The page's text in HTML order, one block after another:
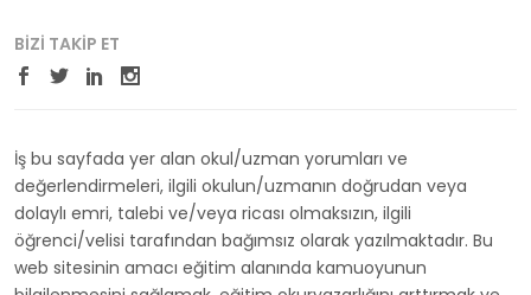
BIZI TAKIP ET
İş bu sayfada yer alan okul/uzman yorumları ve
değerlendirmeleri, ilgili okulun/uzmanın doğrudan veya
dolaylı emri, talebi ve/veya ricası olmaksızın, ilgili
öğrenci/velisi tarafından bağımsız olarak yazılmaktadır. Bu
web sitesinin amacı eğitim alanında kamuoyunun